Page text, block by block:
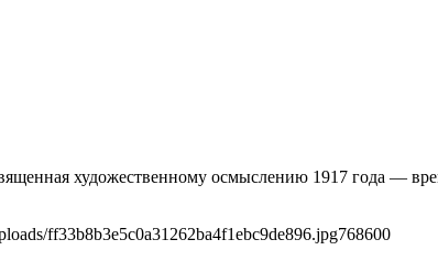
художественному осмыслению 1917 года —
ff33b8b3e5c0a31262ba4f1ebc9de896.jpg768600